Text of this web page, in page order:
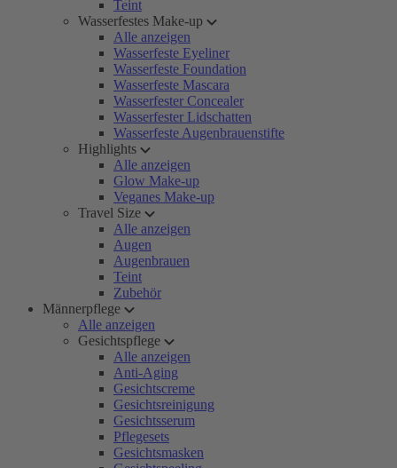
Teint
Wasserfestes Make-up
Alle anzeigen
Wasserfeste Eyeliner
Wasserfeste Foundation
Wasserfeste Mascara
Wasserfester Concealer
Wasserfester Lidschatten
Wasserfeste Augenbrauenstifte
Highlights
Alle anzeigen
Glow Make-up
Veganes Make-up
Travel Size
Alle anzeigen
Augen
Augenbrauen
Teint
Zubehör
Männerpflege
Alle anzeigen
Gesichtspflege
Alle anzeigen
Anti-Aging
Gesichtscreme
Gesichtsreinigung
Gesichtsserum
Pflegesets
Gesichtsmasken